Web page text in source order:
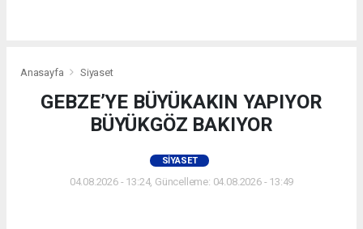
Anasayfa Siyaset
GEBZE’YE BÜYÜKAKIN YAPIYOR
BÜYÜKGÖZ BAKIYOR
SIYASET
04.08.2026 - 13:24, Güncelleme: 04.08.2026 - 13:49